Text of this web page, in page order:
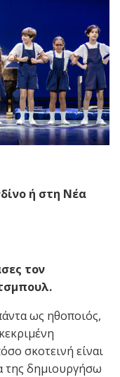
ή στη Νέα
τον
ως ηθοποιός,
σκοτεινή είναι
της δημιουργήσω